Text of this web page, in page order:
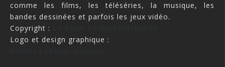
comme les films, les téléséries, la musique, les
bandes dessinées et parfois les jeux vidéo.
Copyright :
Logo et design graphique :